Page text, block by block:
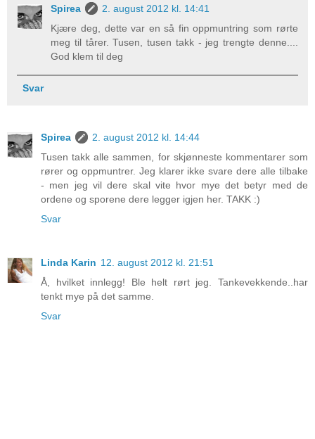
Spirea
2. august 2012 kl. 14:41
Kjære deg, dette var en så fin oppmuntring som rørte
meg til tårer. Tusen, tusen takk - jeg trengte denne....
God klem til deg
Svar
Spirea
2. august 2012 kl. 14:44
Tusen takk alle sammen, for skjønneste kommentarer som
rører og oppmuntrer. Jeg klarer ikke svare dere alle tilbake
- men jeg vil dere skal vite hvor mye det betyr med de
ordene og sporene dere legger igjen her. TAKK :)
Svar
Linda Karin 12. august 2012 kl. 21:51
Å, hvilket innlegg! Ble helt rørt jeg. Tankevekkende..har
tenkt mye på det samme.
Svar